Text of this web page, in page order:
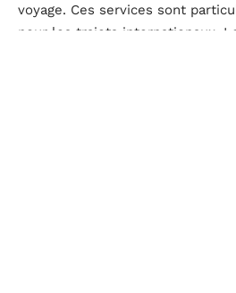
voyage. Ces services sont
pour les trajets internationaux.